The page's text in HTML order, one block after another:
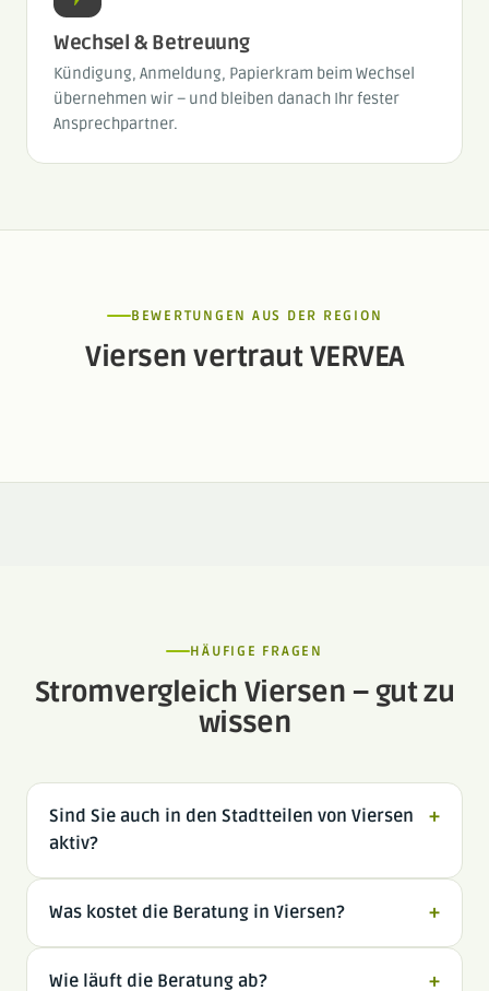
Wechsel & Betreuung
Kündigung, Anmeldung, Papierkram beim Wechsel
übernehmen wir – und bleiben danach Ihr fester
Ansprechpartner.
BEWERTUNGEN AUS DER REGION
Viersen vertraut VERVEA
HÄUFIGE FRAGEN
Stromvergleich Viersen – gut zu
wissen
Sind Sie auch in den Stadtteilen von Viersen
aktiv?
+
Was kostet die Beratung in Viersen? +
Wie läuft die Beratung ab? +